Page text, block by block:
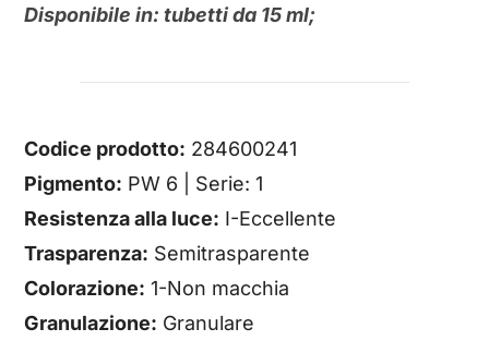
Disponibile in: tubetti da 15 ml;
Codice prodotto: 284600241
Pigmento: PW 6 | Serie: 1
Resistenza alla luce: I-Eccellente
Trasparenza: Semitrasparente
Colorazione: 1-Non macchia
Granulazione: Granulare